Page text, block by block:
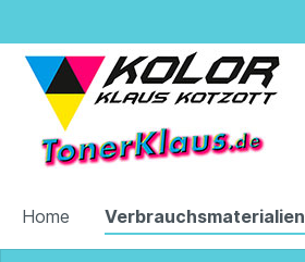
Home Verbrauchsmaterialien